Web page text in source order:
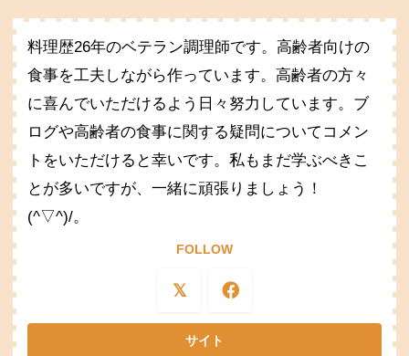
料理歴26年のベテラン調理師です。高齢者向けの
食事を工夫しながら作っています。高齢者の方々
に喜んでいただけるよう日々努力しています。ブ
ログや高齢者の食事に関する疑問についてコメン
トをいただけると幸いです。私もまだ学ぶべきこ
とが多いですが、一緒に頑張りましょう！
(^▽^)/。
FOLLOW